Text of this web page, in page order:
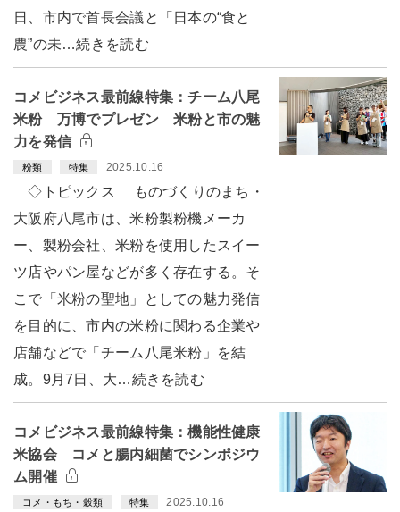
日、市内で首長会議と「日本の“食と
農”の未…続きを読む
コメビジネス最前線特集：チーム八尾
米粉 万博でプレゼン 米粉と市の魅
力を発信
粉類 特集 2025.10.16
◇トピックス ものづくりのまち・
大阪府八尾市は、米粉製粉機メーカ
ー、製粉会社、米粉を使用したスイー
ツ店やパン屋などが多く存在する。そ
こで「米粉の聖地」としての魅力発信
を目的に、市内の米粉に関わる企業や
店舗などで「チーム八尾米粉」を結
成。9月7日、大…続きを読む
コメビジネス最前線特集：機能性健康
米協会 コメと腸内細菌でシンポジウ
ム開催
コメ・もち・穀類 特集 2025.10.16